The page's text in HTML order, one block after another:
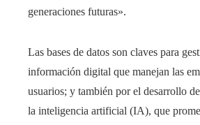
generaciones futuras».
Las bases de datos son claves para
información digital que manejan las
usuarios; y también por el desarrollo
la inteligencia artificial (IA), que